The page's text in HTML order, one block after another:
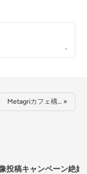
Metagriカフェ構… »
投稿キャンペーン絶好